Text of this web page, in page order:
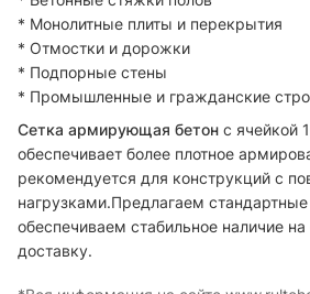
* Монолитные плиты и перекрытия
* Отмостки и дорожки
* Подпорные стены
* Промышленные и гражданские
Сетка армирующая бетон с ячейкой
обеспечивает более плотное
рекомендуется для конструкций с
нагрузками.Предлагаем
обеспечиваем стабильное наличие
доставку.